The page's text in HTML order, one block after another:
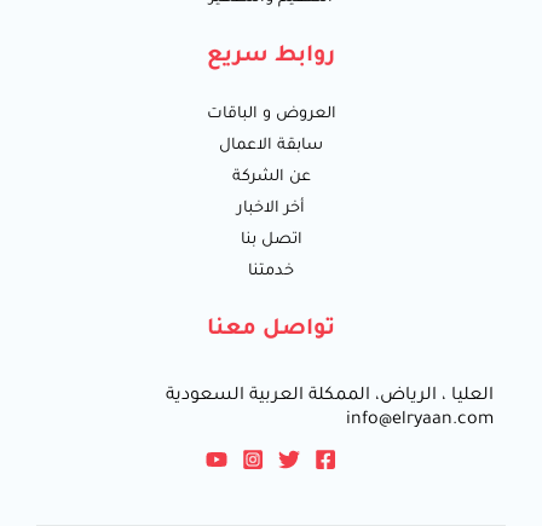
روابط سريع
العروض و الباقات
سابقة الاعمال
عن الشركة
أخر الاخبار
اتصل بنا
خدمتنا
تواصل معنا
العليا ، الرياض، الممكلة العربية السعودية
info@elryaan.com